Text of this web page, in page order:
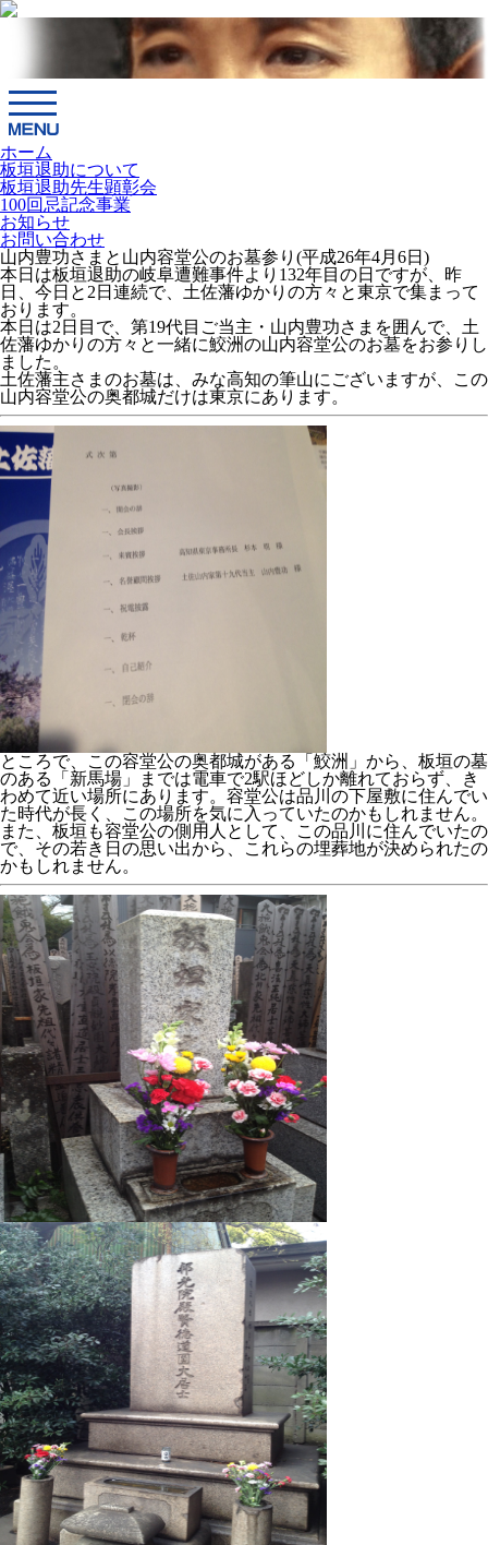
ホーム
板垣退助について
板垣退助先生顕彰会
100回忌記念事業
お知らせ
お問い合わせ
山内豊功さまと山内容堂公のお墓参り(平成26年4月6日)
本日は板垣退助の岐阜遭難事件より132年目の日ですが、昨
日、今日と2日連続で、土佐藩ゆかりの方々と東京で集まって
おります。
本日は2日目で、第19代目ご当主・山内豊功さまを囲んで、土
佐藩ゆかりの方々と一緒に鮫洲の山内容堂公のお墓をお参りし
ました。
土佐藩主さまのお墓は、みな高知の筆山にございますが、この
山内容堂公の奥都城だけは東京にあります。
ところで、この容堂公の奥都城がある「鮫洲」から、板垣の墓
のある「新馬場」までは電車で2駅ほどしか離れておらず、き
わめて近い場所にあります。容堂公は品川の下屋敷に住んでい
た時代が長く、この場所を気に入っていたのかもしれません。
また、板垣も容堂公の側用人として、この品川に住んでいたの
で、その若き日の思い出から、これらの埋葬地が決められたの
かもしれません。